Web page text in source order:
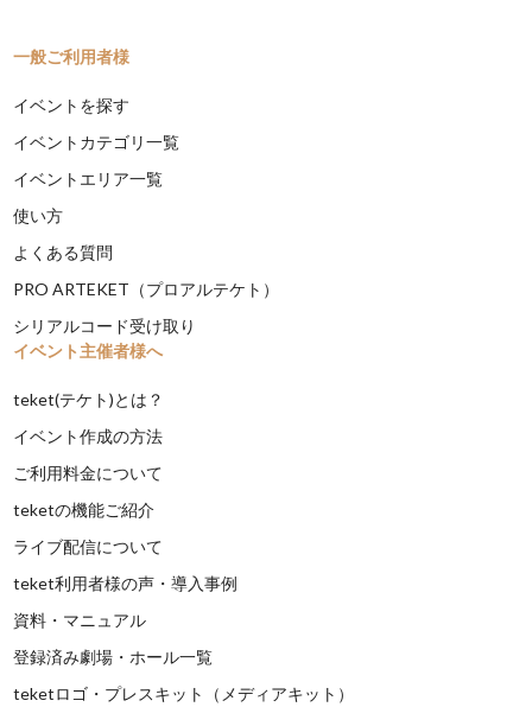
一般ご利用者様
イベントを探す
イベントカテゴリ一覧
イベントエリア一覧
使い方
よくある質問
PRO ARTEKET（プロアルテケト）
シリアルコード受け取り
イベント主催者様へ
teket(テケト)とは？
イベント作成の方法
ご利用料金について
teketの機能ご紹介
ライブ配信について
teket利用者様の声・導入事例
資料・マニュアル
登録済み劇場・ホール一覧
teketロゴ・プレスキット（メディアキット）